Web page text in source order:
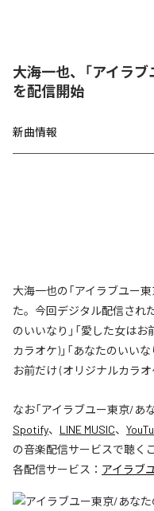
大海一也、「アイラ
を配信開始
新曲情報
大海一也の「アイラブユー
た。今回デジタル配信され
のいいなり」「愛した女は
カラオケ)」「あなたのいい
お前だけ (オリジナルカラオ
なお「アイラブユー東京/あ
Spotify、 LINE MUSIC、
の音楽配信サービスで聴く
各配信サービス： アイラブ